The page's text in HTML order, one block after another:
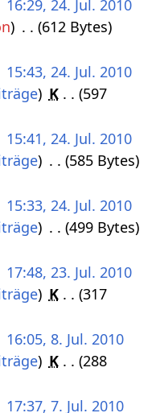
16:29, 24. Jul. 2010
612 Bytes
15:43, 24. Jul. 2010
K
597
15:41, 24. Jul. 2010
585 Bytes
15:33, 24. Jul. 2010
499 Bytes
17:48, 23. Jul. 2010
K
317
16:05, 8. Jul. 2010
K
288
17:37, 7. Jul. 2010